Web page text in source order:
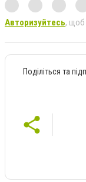
Авторизуйтесь, щоб
Поділіться та